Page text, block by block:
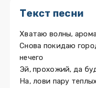
Текст песни
Хватаю волны,
Снова покидаю
нечего
Эй, прохожий, да
На, лови пару